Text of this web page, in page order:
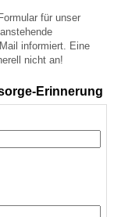
für unser
informiert. Eine
nicht an!
Erinnerung